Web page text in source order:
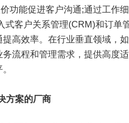
功能促进客户沟通;通过工作
客户关系管理(CRM)和订单
高效率。在行业垂直领域，
流程和管理需求，提供高度
方案的厂商